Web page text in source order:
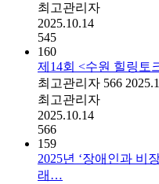
최고관리자
2025.10.14
545
160
제14회 <수원 힐링토
최고관리자 566
최고관리자
2025.10.14
566
159
2025년 ‘장애인과 비
래…